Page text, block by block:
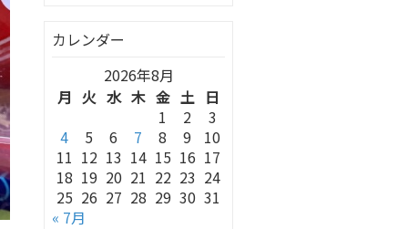
カレンダー
2026年8月
月 火 水 木 金 土 日
1
2
3
4
5 6 7 8 9
10
11 12 13 14 15 16 17
18 19 20 21 22 23 24
25 26 27 28 29 30 31
« 7月